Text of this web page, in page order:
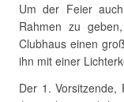
Um der Feier
Rahmen zu
Clubhaus einen
ihn mit einer
Der 1. Vorsitzende,